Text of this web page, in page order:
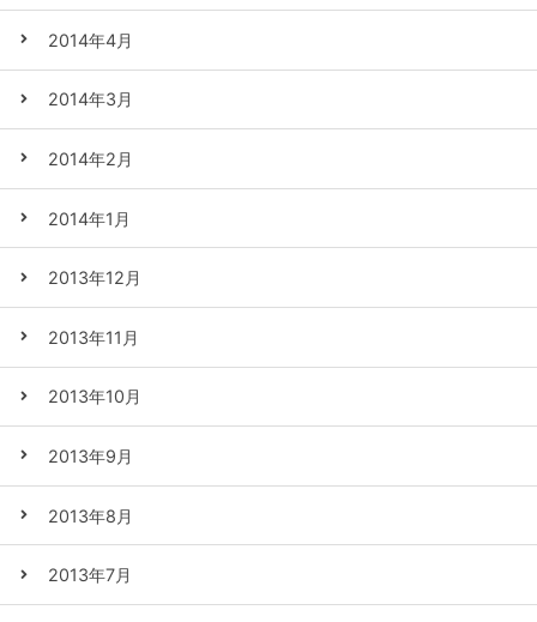
2014年4月
2014年3月
2014年2月
2014年1月
2013年12月
2013年11月
2013年10月
2013年9月
2013年8月
2013年7月